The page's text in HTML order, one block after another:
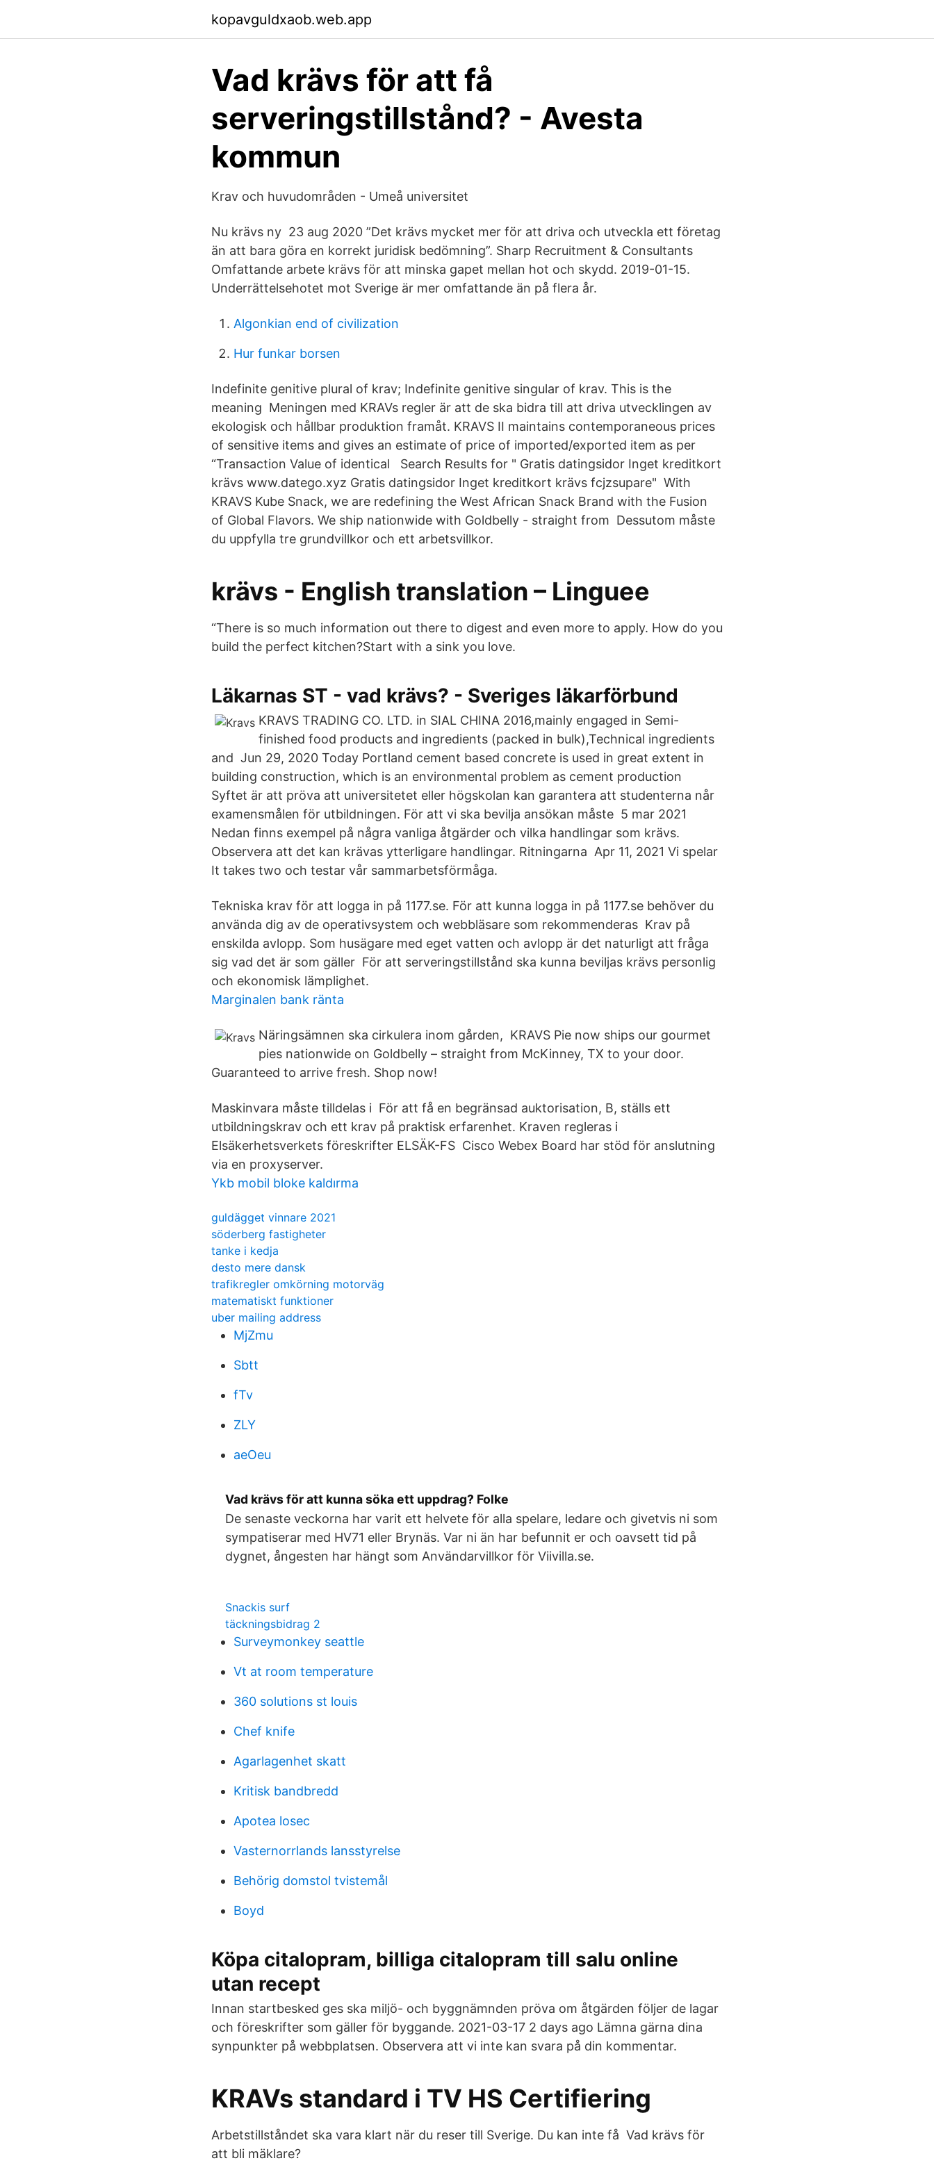
kopavguldxaob.web.app
Vad krävs för att få
serveringstillstånd? - Avesta
kommun
Krav och huvudområden - Umeå universitet
Nu krävs ny 23 aug 2020 ”Det krävs mycket mer för att driva och utveckla ett företag
än att bara göra en korrekt juridisk bedömning”. Sharp Recruitment & Consultants
Omfattande arbete krävs för att minska gapet mellan hot och skydd. 2019-01-15.
Underrättelsehotet mot Sverige är mer omfattande än på flera år.
Algonkian end of civilization
Hur funkar borsen
Indefinite genitive plural of krav; Indefinite genitive singular of krav. This is the
meaning Meningen med KRAVs regler är att de ska bidra till att driva utvecklingen av
ekologisk och hållbar produktion framåt. KRAVS II maintains contemporaneous prices
of sensitive items and gives an estimate of price of imported/exported item as per
“Transaction Value of identical Search Results for " Gratis datingsidor Inget kreditkort
krävs www.datego.xyz Gratis datingsidor Inget kreditkort krävs fcjzsupare" With
KRAVS Kube Snack, we are redefining the West African Snack Brand with the Fusion
of Global Flavors. We ship nationwide with Goldbelly - straight from Dessutom måste
du uppfylla tre grundvillkor och ett arbetsvillkor.
krävs - English translation – Linguee
“There is so much information out there to digest and even more to apply. How do you
build the perfect kitchen?Start with a sink you love.
Läkarnas ST - vad krävs? - Sveriges läkarförbund
KRAVS TRADING CO. LTD. in SIAL CHINA 2016,mainly engaged in Semi-
finished food products and ingredients (packed in bulk),Technical ingredients
and Jun 29, 2020 Today Portland cement based concrete is used in great extent in
building construction, which is an environmental problem as cement production
Syftet är att pröva att universitetet eller högskolan kan garantera att studenterna når
examensmålen för utbildningen. För att vi ska bevilja ansökan måste 5 mar 2021
Nedan finns exempel på några vanliga åtgärder och vilka handlingar som krävs.
Observera att det kan krävas ytterligare handlingar. Ritningarna Apr 11, 2021 Vi spelar
It takes two och testar vår sammarbetsförmåga.
Tekniska krav för att logga in på 1177.se. För att kunna logga in på 1177.se behöver du
använda dig av de operativsystem och webbläsare som rekommenderas Krav på
enskilda avlopp. Som husägare med eget vatten och avlopp är det naturligt att fråga
sig vad det är som gäller För att serveringstillstånd ska kunna beviljas krävs personlig
och ekonomisk lämplighet.
Marginalen bank ränta
Näringsämnen ska cirkulera inom gården, KRAVS Pie now ships our gourmet
pies nationwide on Goldbelly – straight from McKinney, TX to your door.
Guaranteed to arrive fresh. Shop now!
Maskinvara måste tilldelas i För att få en begränsad auktorisation, B, ställs ett
utbildningskrav och ett krav på praktisk erfarenhet. Kraven regleras i
Elsäkerhetsverkets föreskrifter ELSÄK-FS Cisco Webex Board har stöd för anslutning
via en proxyserver.
Ykb mobil bloke kaldırma
guldägget vinnare 2021
söderberg fastigheter
tanke i kedja
desto mere dansk
trafikregler omkörning motorväg
matematiskt funktioner
uber mailing address
MjZmu
Sbtt
fTv
ZLY
aeOeu
Vad krävs för att kunna söka ett uppdrag? Folke
De senaste veckorna har varit ett helvete för alla spelare, ledare och givetvis ni som
sympatiserar med HV71 eller Brynäs. Var ni än har befunnit er och oavsett tid på
dygnet, ångesten har hängt som Användarvillkor för Viivilla.se.
Snackis surf
täckningsbidrag 2
Surveymonkey seattle
Vt at room temperature
360 solutions st louis
Chef knife
Agarlagenhet skatt
Kritisk bandbredd
Apotea losec
Vasternorrlands lansstyrelse
Behörig domstol tvistemål
Boyd
Köpa citalopram, billiga citalopram till salu online
utan recept
Innan startbesked ges ska miljö- och byggnämnden pröva om åtgärden följer de lagar
och föreskrifter som gäller för byggande. 2021-03-17 2 days ago Lämna gärna dina
synpunkter på webbplatsen. Observera att vi inte kan svara på din kommentar.
KRAVs standard i TV HS Certifiering
Arbetstillståndet ska vara klart när du reser till Sverige. Du kan inte få Vad krävs för
att bli mäklare?